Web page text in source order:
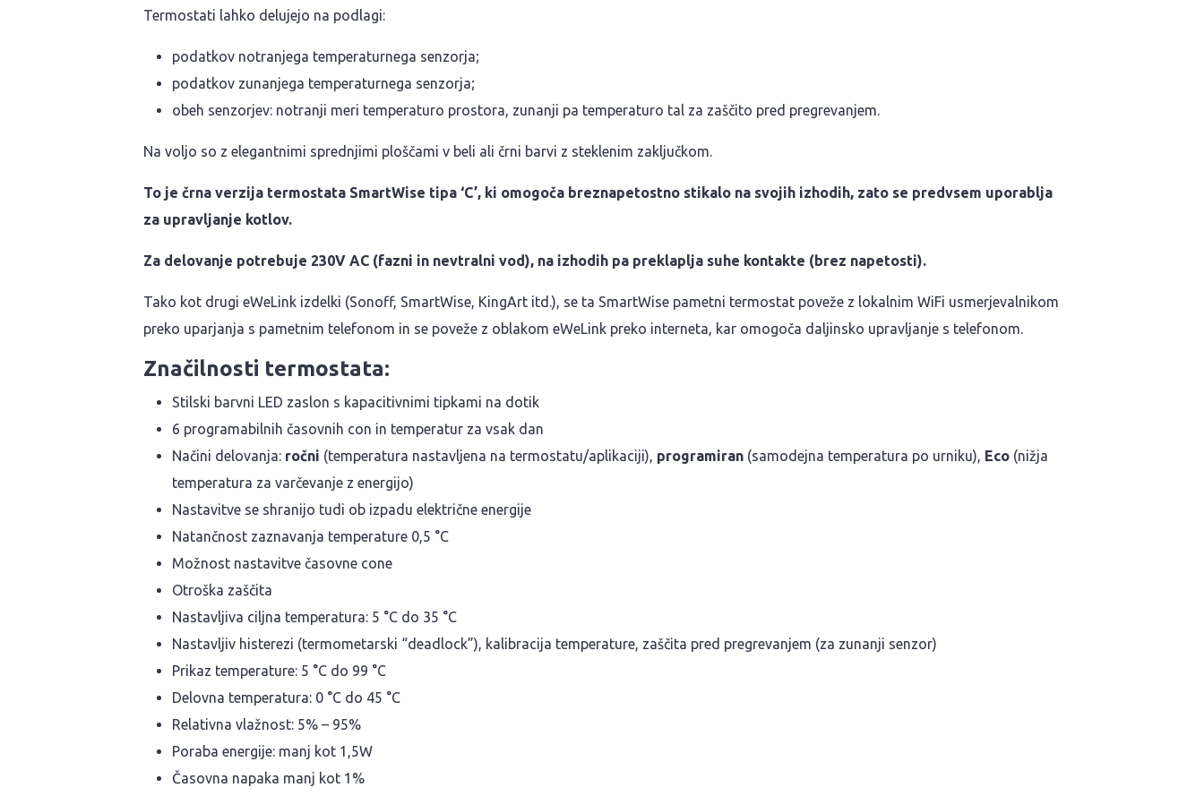
Termostati lahko delujejo na podlagi:
podatkov notranjega temperaturnega senzorja;
podatkov zunanjega temperaturnega senzorja;
obeh senzorjev: notranji meri temperaturo prostora, zunanji pa temperaturo tal za zaščito pred pregrevanjem.
Na voljo so z elegantnimi sprednjimi ploščami v beli ali črni barvi z steklenim zaključkom.
To je črna verzija termostata SmartWise tipa ‘C’, ki omogoča breznapetostno stikalo na svojih izhodih, zato se predvsem uporablja
za upravljanje kotlov.
Za delovanje potrebuje 230V AC (fazni in nevtralni vod), na izhodih pa preklaplja suhe kontakte (brez napetosti).
Tako kot drugi eWeLink izdelki (Sonoff, SmartWise, KingArt itd.), se ta SmartWise pametni termostat poveže z lokalnim WiFi usmerjevalnikom
preko uparjanja s pametnim telefonom in se poveže z oblakom eWeLink preko interneta, kar omogoča daljinsko upravljanje s telefonom.
Značilnosti termostata:
Stilski barvni LED zaslon s kapacitivnimi tipkami na dotik
6 programabilnih časovnih con in temperatur za vsak dan
Načini delovanja: ročni (temperatura nastavljena na termostatu/aplikaciji), programiran (samodejna temperatura po urniku), Eco (nižja
temperatura za varčevanje z energijo)
Nastavitve se shranijo tudi ob izpadu električne energije
Natančnost zaznavanja temperature 0,5 °C
Možnost nastavitve časovne cone
Otroška zaščita
Nastavljiva ciljna temperatura: 5 °C do 35 °C
Nastavljiv histerezi (termometarski “deadlock”), kalibracija temperature, zaščita pred pregrevanjem (za zunanji senzor)
Prikaz temperature: 5 °C do 99 °C
Delovna temperatura: 0 °C do 45 °C
Relativna vlažnost: 5% – 95%
Poraba energije: manj kot 1,5W
Časovna napaka manj kot 1%